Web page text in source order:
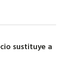
sustituye a